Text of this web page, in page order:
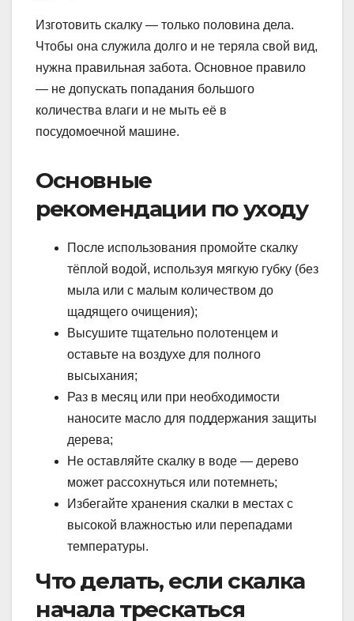
Изготовить скалку — только половина дела.
Чтобы она служила долго и не теряла свой вид,
нужна правильная забота. Основное правило
— не допускать попадания большого
количества влаги и не мыть её в
посудомоечной машине.
Основные
рекомендации по уходу
После использования промойте скалку
тёплой водой, используя мягкую губку (без
мыла или с малым количеством до
щадящего очищения);
Высушите тщательно полотенцем и
оставьте на воздухе для полного
высыхания;
Раз в месяц или при необходимости
наносите масло для поддержания защиты
дерева;
Не оставляйте скалку в воде — дерево
может рассохнуться или потемнеть;
Избегайте хранения скалки в местах с
высокой влажностью или перепадами
температуры.
Что делать, если скалка
начала трескаться